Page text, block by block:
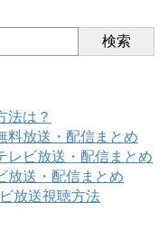
検索
法は？
料放送・配信まとめ
レビ放送・配信まとめ
放送・配信まとめ
放送視聴方法